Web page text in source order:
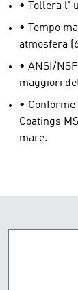
• Tollera l'
• Tempo
atmosfera
• ANSI/
•
Coatings
mare.